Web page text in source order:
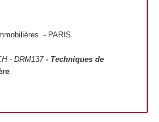
- PARIS
- DRM137 - Techniques de